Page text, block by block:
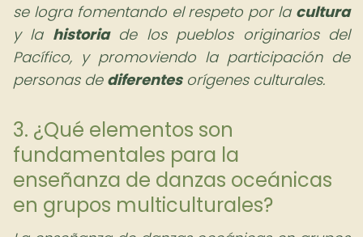
se logra fomentando el respeto por la cultura
y la historiade los pueblos originarios del
Pacífico, y promoviendo la participación de
personas de diferentesorígenes culturales.
3. ¿Qué elementos son
fundamentales para la
enseñanza de danzas oceánicas
en grupos multiculturales?